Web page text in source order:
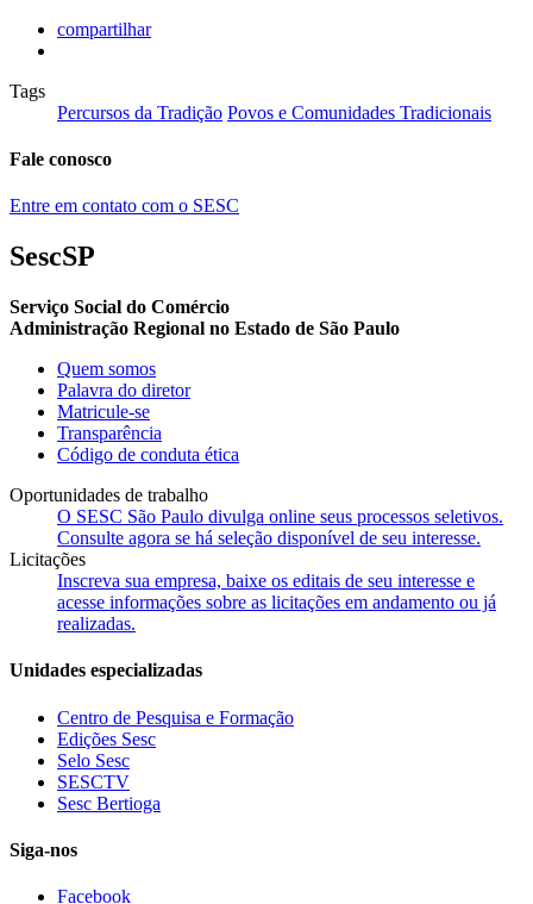
compartilhar
Tags
Percursos da Tradição Povos e Comunidades Tradicionais
Fale conosco
Entre em contato com o SESC
SescSP
Serviço Social do Comércio
Administração Regional no Estado de São Paulo
Quem somos
Palavra do diretor
Matricule-se
Transparência
Código de conduta ética
Oportunidades de trabalho
O SESC São Paulo divulga online seus processos seletivos.
Consulte agora se há seleção disponível de seu interesse.
Licitações
Inscreva sua empresa, baixe os editais de seu interesse e
acesse informações sobre as licitações em andamento ou já
realizadas.
Unidades especializadas
Centro de Pesquisa e Formação
Edições Sesc
Selo Sesc
SESCTV
Sesc Bertioga
Siga-nos
Facebook